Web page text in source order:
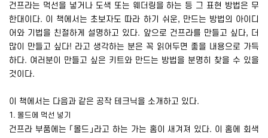
건프라는 먹선을 넣거나 도색 또는 웨더링을 하는 등 그 표현 방법은 무
한대이다. 이 책에서는 초보자도 따라 하기 쉬운, 만드는 방법의 아이디
어와 기법을 친절하게 설명하고 있다. 앞으로 건프라를 만들고 싶다, 더
많이 만들고 싶다! 라고 생각하는 분은 꼭 읽어두면 좋을 내용으로 가득
하다. 여러분이 만들고 싶은 키트와 만드는 방법을 분명히 찾을 수 있을
것이다.
이 책에서는 다음과 같은 공작 테크닉을 소개하고 있다.
1. 몰드에 먹선 넣기
건프라 부품에는 「몰드」라고 하는 가는 홈이 새겨져 있다. 이 홈에 회색